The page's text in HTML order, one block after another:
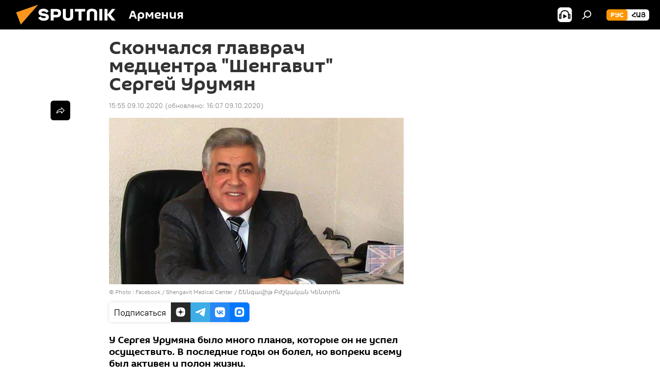
Армения РУС ՀԱՅ
Скончался главврач
медцентра "Шенгавит"
Сергей Урумян
15:55 09.10.2020 (обновлено: 16:07 09.10.2020)
© Photo : Facebook / Shengavit Medical Center / Շենգավիթ Բժշկական Կենտրոն
Подписаться
У Сергея Урумяна было много планов, которые он не успел
осуществить. В последние годы он болел, но вопреки всему
был активен и полон жизни.